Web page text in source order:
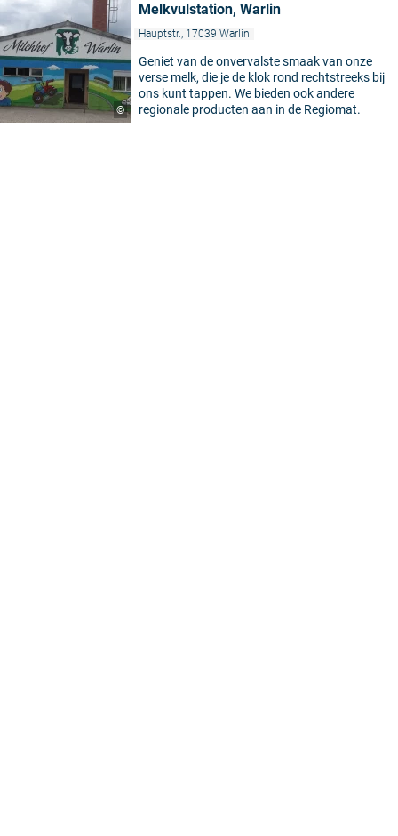
©
Melkvulstation, Warlin
Hauptstr., 17039 Warlin
Geniet van de onvervalste smaak van onze
verse melk, die je de klok rond rechtstreeks bij
ons kunt tappen. We bieden ook andere
regionale producten aan in de Regiomat.